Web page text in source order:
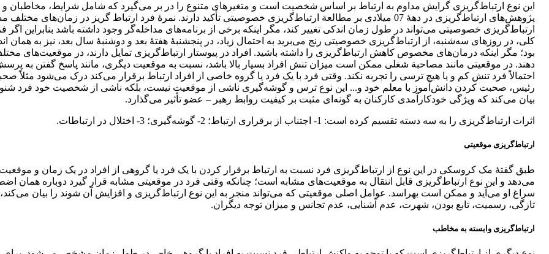
این نوع ارتباط‌گریزی گرایش مداوم به ارتباط بر اساس شخصیت است و متغیرهای متنوع را در بر می‌گیرد که شامل شرایط، مخاطبان
پژوهش‌های ارتباط‌گریزی در دهۀ 07 میلادی بر مطالعة ارتباط‌گریزی خصوصیتی تأکید دارند. نمرۀ فرد ارتباط گریز در زمان‌های
ارتباط‌گریزی خصوصیتی می‌تواند در طول زمان اندکی تغییر کند، مگر اینکه برخی از برنامه‌های مداخله‌گر وجود داشته باشد بنابراین
کلی، در روزهای سه‌شنبه، از ارتباط‌گریزی خصوصیتی رنج می‌برید به احتمال زیاد، در پنجشنبۀ هفتۀ بعد و دوشنبۀ سال بعد، نیز به همان
بود؛ مگر اینکه درمان‌های مخصوص کاهش ارتباط‌گریزی را داشته باشید. افراد در پیوستار ارتباط‌گریزی تمایل دارند، در موقعیت‌های
دهند. در موقعیتی مانند مصاحبة شغلی ممکن است میزان تنش افراد بسیار بالا باشد، نسبت به موقعیت دیگری، مانند پاسخ گفتن به
احتمالاً فرد تنش کم و یا هیچ ترسی را تجربه نکند. وقتی فرد با یک فرد یا گروه خاصی از افراد ارتباط برقرار می‌کند درک می‌شود مثلاً
رئیس، صحبت کردن دانش‌آموز با معلم خود و... این نوع ترس و گوشه‌گیری ناشی از موقعیت نیست، بلکه ناشی از شخصیت خود فرد
بیان می‌کند که ویژگی خودکارآمدی کارکنان به گونه‌ای مثبت بر کیفیت روابط رهبر – عضو تأثیر می‌گذارد.
اثرات ارتباط‌گریزی را به سه دسته تقسیم کرده است: 1- اجتناب از برقراری ارتباط؛ 2- گوشه‌گیری؛ 3- اختلال در ارتباطات.
ارتباط‌گریزی موقعیتی
طبق گفتۀ مک کروسکی در این نوع از ارتباط‌گریزی فرد نسبت به ارتباط برقرار کردن با یک فرد یا گروهی از افراد در یک زمان و
می‌دهد و این نوع ارتباط‌گریزی قابل انتقال به موقعیت‌های مشابه است؛ چنانکه وقتی فرد در موقعیتی مشابه قرار گیرد دوباره همان
سراغ او می‌آید و ممکن است بهراسد. عوامل اصلی موقعیتی که می‌تواند منجر به این نوع ارتباط‌گریزی و افزایش آن شوند را بیان می‌کند،
تازگی، رسمیت، تابع بودن، شهرت، عدم آشنایی، عدم تجانس و میزان توجه دیگران.
ارتباط‌گریزی وابسته به مخاطب